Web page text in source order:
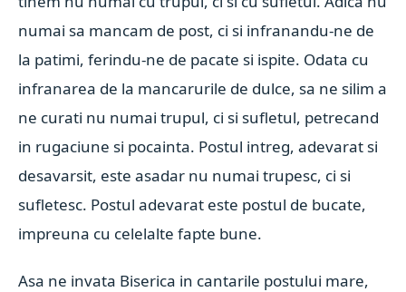
numai sa mancam de post, ci si infranandu-ne de
la patimi, ferindu-ne de pacate si ispite. Odata cu
infranarea de la mancarurile de dulce, sa ne silim a
ne curati nu numai trupul, ci si sufletul, petrecand
in rugaciune si pocainta. Postul intreg, adevarat si
desavarsit, este asadar nu numai trupesc, ci si
sufletesc. Postul adevarat este postul de bucate,
impreuna cu celelalte fapte bune.
Asa ne invata Biserica in cantarile postului mare,